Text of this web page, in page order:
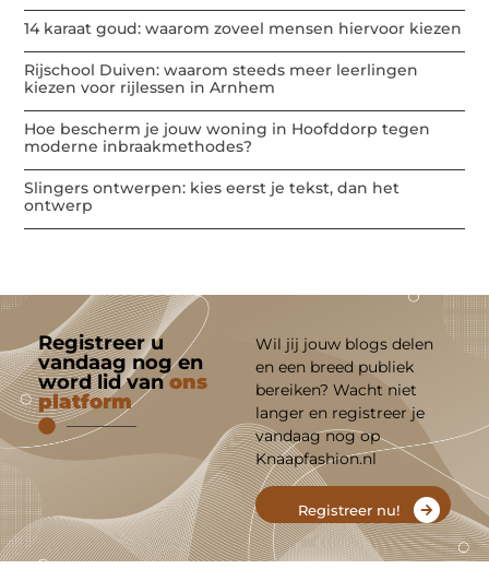
14 karaat goud: waarom zoveel mensen hiervoor kiezen
Rijschool Duiven: waarom steeds meer leerlingen
kiezen voor rijlessen in Arnhem
Hoe bescherm je jouw woning in Hoofddorp tegen
moderne inbraakmethodes?
Slingers ontwerpen: kies eerst je tekst, dan het
ontwerp
Registreer u
vandaag nog en
word lid vanons
platform
Wil jij jouw blogs delen
en een breed publiek
bereiken? Wacht niet
langer en registreer je
vandaag nog op
Knaapfashion.nl
Registreer nu!